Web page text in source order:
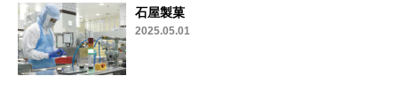
石屋製菓
2025.05.01